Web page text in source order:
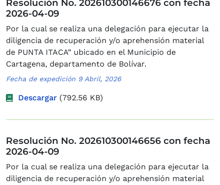
Resolución No. 202610300146676 con fecha
2026-04-09
Por la cual se realiza una delegación para ejecutar la
diligencia de recuperación y/o aprehensión material
de PUNTA ITACA” ubicado en el Municipio de
Cartagena, departamento de Bolívar.
Fecha de expedición 9 Abril, 2026
Descargar (792.56 KB)
Resolución No. 202610300146656 con fecha
2026-04-09
Por la cual se realiza una delegación para ejecutar la
diligencia de recuperación y/o aprehensión material